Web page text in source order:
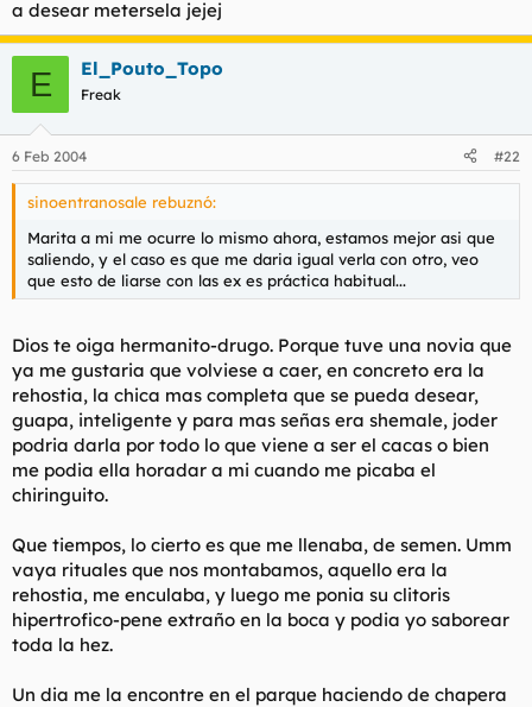
a desear metersela jejej
E El_Pouto_Topo
Freak
6 Feb 2004 #22
sinoentranosale rebuznó:
Marita a mi me ocurre lo mismo ahora, estamos mejor asi que
saliendo, y el caso es que me daria igual verla con otro, veo
que esto de liarse con las ex es práctica habitual...
Dios te oiga hermanito-drugo. Porque tuve una novia que
ya me gustaria que volviese a caer, en concreto era la
rehostia, la chica mas completa que se pueda desear,
guapa, inteligente y para mas señas era shemale, joder
podria darla por todo lo que viene a ser el cacas o bien
me podia ella horadar a mi cuando me picaba el
chiringuito.
Que tiempos, lo cierto es que me llenaba, de semen. Umm
vaya rituales que nos montabamos, aquello era la
rehostia, me enculaba, y luego me ponia su clitoris
hipertrofico-pene extraño en la boca y podia yo saborear
toda la hez.
Un dia me la encontre en el parque haciendo de chapera